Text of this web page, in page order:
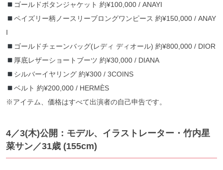
ゴールドボタンジャケット 約¥100,000 / ANAYI
ペイズリー柄ノースリーブロングワンピース 約¥150,000 / ANAY
I
ゴールドチェーンバッグ(レディ ディオール) 約¥800,000 / DIOR
厚底レザーショートブーツ 約¥30,000 / DIANA
シルバーイヤリング 約¥300 / 3COINS
ベルト 約¥200,000 / HERMÈS
※アイテム、価格はすべて出演者の自己申告です。
4／3(木)公開：モデル、イラストレーター・竹内星
菜サン ／31歳 (155cm)